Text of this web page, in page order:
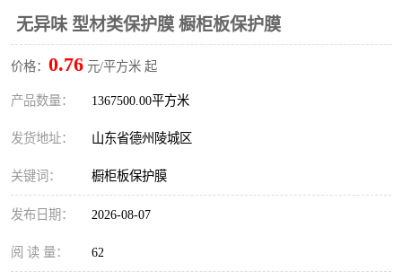
无异味 型材类保护膜 橱柜板保护膜
价格： 0.76 元/平方米 起
产品数量： 1367500.00平方米
发货地址： 山东省德州陵城区
关键词： 橱柜板保护膜
发布日期： 2026-08-07
阅 读 量： 62